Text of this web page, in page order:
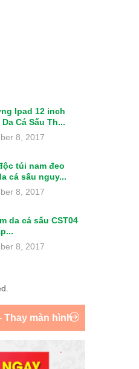
Ipad 12 inch
Da Cá Sấu Th...
8, 2017
túi nam đeo
cá sấu nguy...
8, 2017
da cá sấu CST04
8, 2017
Thay màn hình